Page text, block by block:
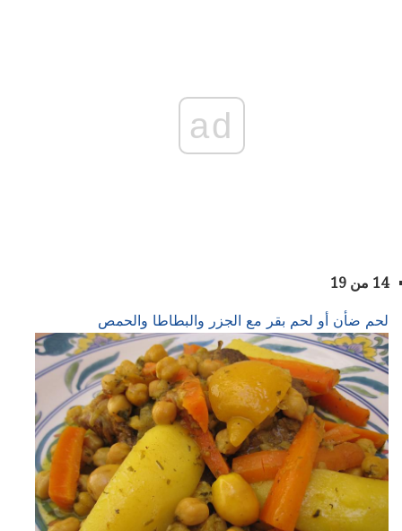
ad
14 من 19
لحم ضأن أو لحم بقر مع الجزر والبطاطا والحمص